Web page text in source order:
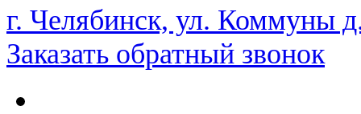
НАМ ДОВЕРЯЮТ С 2003 ГОДА
г. Челябинск, ул. Коммуны
Заказать обратный звонок